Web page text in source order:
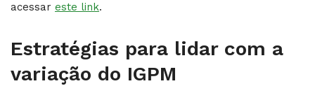
acessar este link.
Estratégias para lidar com a
variação do IGPM